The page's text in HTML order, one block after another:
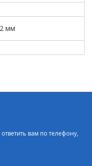
мм
вам по телефону,